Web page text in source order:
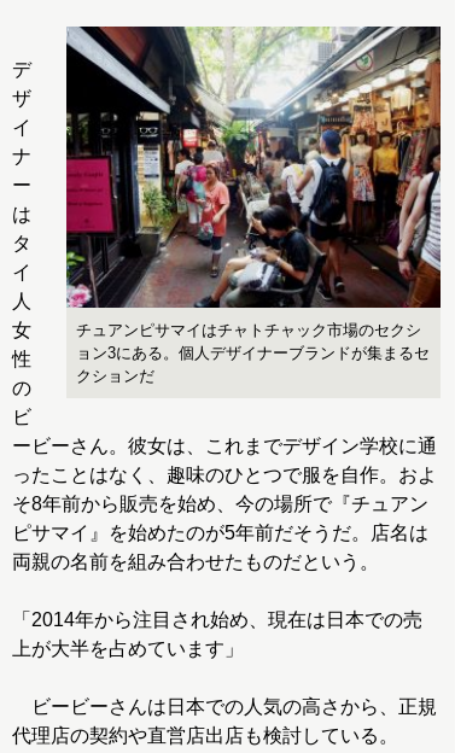
チュアンピサマイはチャトチャック市場のセクシ
ョン3にある。個人デザイナーブランドが集まるセ
クションだ
デ
ザ
イ
ナ
ー
は
タ
イ
人
女
性
の
ビ
ービーさん。彼女は、これまでデザイン学校に通
ったことはなく、趣味のひとつで服を自作。およ
そ8年前から販売を始め、今の場所で『チュアン
ピサマイ』を始めたのが5年前だそうだ。店名は
両親の名前を組み合わせたものだという。
「2014年から注目され始め、現在は日本での売
上が大半を占めています」
ビービーさんは日本での人気の高さから、正規
代理店の契約や直営店出店も検討している。